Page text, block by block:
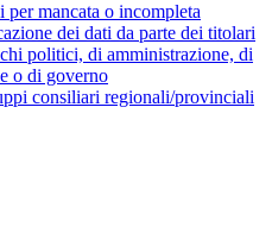
per mancata o incompleta
dei dati da parte dei titolari
politici, di amministrazione, di
o di governo
consiliari regionali/provinciali